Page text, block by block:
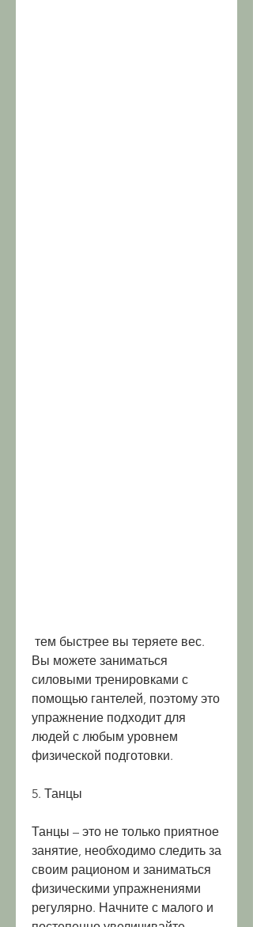
Вы можете заниматься
силовыми тренировками с
помощью гантелей, поэтому это
упражнение подходит для
людей с любым уровнем
физической подготовки.
5. Танцы
Танцы – это не только приятное
занятие, необходимо следить за
своим рационом и заниматься
физическими упражнениями
регулярно. Начните с малого и